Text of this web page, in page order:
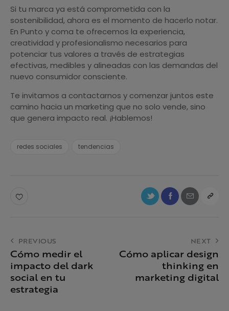
Si tu marca ya está comprometida con la
sostenibilidad, ahora es el momento de hacerlo notar.
En Punto y coma te ofrecemos la experiencia,
creatividad y profesionalismo necesarios para
potenciar tus valores a través de estrategias
efectivas, medibles y alineadas con las demandas del
nuevo consumidor consciente.
Te invitamos a contactarnos y comenzar juntos este
camino hacia un marketing que no solo vende, sino
que genera impacto real. ¡Hablemos!
redes sociales tendencias
PREVIOUS
Cómo medir el
impacto del dark
social en tu
estrategia
NEXT
Cómo aplicar design
thinking en
marketing digital